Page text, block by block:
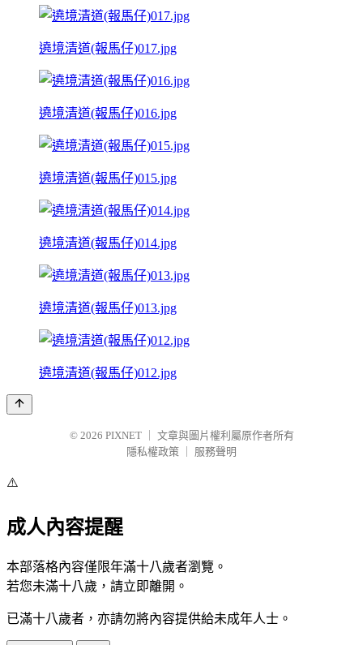
遶境清道(報馬仔)017.jpg
遶境清道(報馬仔)016.jpg
遶境清道(報馬仔)015.jpg
遶境清道(報馬仔)014.jpg
遶境清道(報馬仔)013.jpg
遶境清道(報馬仔)012.jpg
© 2026 PIXNET
文章與圖片權利屬原作者所有
隱私權政策
服務聲明
⚠️
成人內容提醒
本部落格內容僅限年滿十八歲者瀏覽。
若您未滿十八歲，請立即離開。
已滿十八歲者，亦請勿將內容提供給未成年人士。